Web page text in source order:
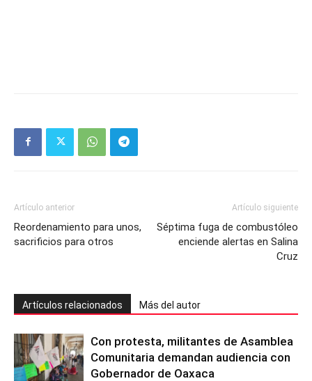
Artículo anterior
Reordenamiento para unos,
sacrificios para otros
Artículo siguiente
Séptima fuga de combustóleo
enciende alertas en Salina
Cruz
Artículos relacionados Más del autor
Con protesta, militantes de Asamblea
Comunitaria demandan audiencia con
Gobernador de Oaxaca